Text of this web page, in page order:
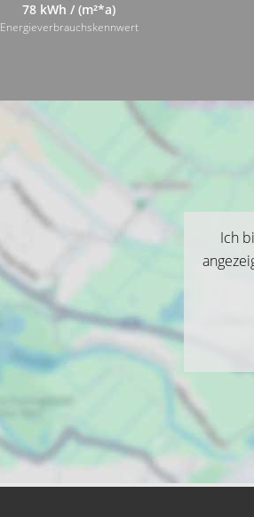
78 kWh / (m²*a)
Energieverbrauchskennwert
Ich